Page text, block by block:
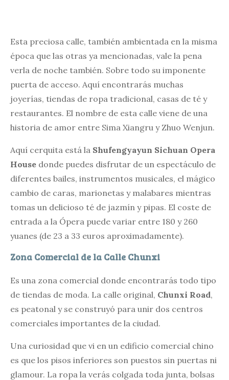
Esta preciosa calle, también ambientada en la misma
época que las otras ya mencionadas, vale la pena
verla de noche también. Sobre todo su imponente
puerta de acceso. Aquí encontrarás muchas
joyerías, tiendas de ropa tradicional, casas de té y
restaurantes. El nombre de esta calle viene de una
historia de amor entre Sima Xiangru y Zhuo Wenjun.
Aquí cerquita está la Shufengyayun Sichuan Opera
House donde puedes disfrutar de un espectáculo de
diferentes bailes, instrumentos musicales, el mágico
cambio de caras, marionetas y malabares mientras
tomas un delicioso té de jazmín y pipas. El coste de
entrada a la Ópera puede variar entre 180 y 260
yuanes (de 23 a 33 euros aproximadamente).
Zona Comercial de la Calle Chunxi
Es una zona comercial donde encontrarás todo tipo
de tiendas de moda. La calle original, Chunxi Road,
es peatonal y se construyó para unir dos centros
comerciales importantes de la ciudad.
Una curiosidad que vi en un edificio comercial chino
es que los pisos inferiores son puestos sin puertas ni
glamour. La ropa la verás colgada toda junta, bolsas